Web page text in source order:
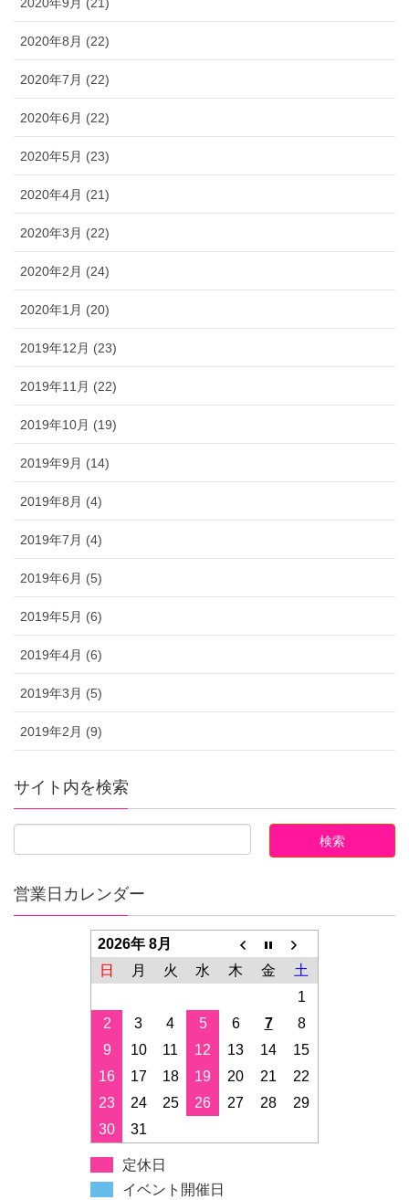
2020年8月 (22)
2020年7月 (22)
2020年6月 (22)
2020年5月 (23)
2020年4月 (21)
2020年3月 (22)
2020年2月 (24)
2020年1月 (20)
2019年12月 (23)
2019年11月 (22)
2019年10月 (19)
2019年9月 (14)
2019年8月 (4)
2019年7月 (4)
2019年6月 (5)
2019年5月 (6)
2019年4月 (6)
2019年3月 (5)
2019年2月 (9)
サイト内を検索
営業日カレンダー
2026年 8月
日
月 火 水 木 金
土
1
2
3 4 5 6 7
8
9
10 11 12 13 14
15
16
17 18 19 20 21
22
23
24 25 26 27 28
29
30
31
定休日
イベント開催日